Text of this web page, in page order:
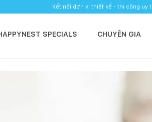
Kết nối đơn vị thiết kế - thi công uy
SPECIALS CHUYÊN GIA